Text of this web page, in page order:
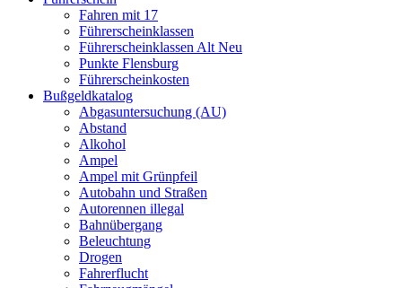
Fahren mit 17
Führerscheinklassen
Führerscheinklassen Alt Neu
Punkte Flensburg
Führerscheinkosten
Bußgeldkatalog
Abgasuntersuchung (AU)
Abstand
Alkohol
Ampel
Ampel mit Grünpfeil
Autobahn und Straßen
Autorennen illegal
Bahnübergang
Beleuchtung
Drogen
Fahrerflucht